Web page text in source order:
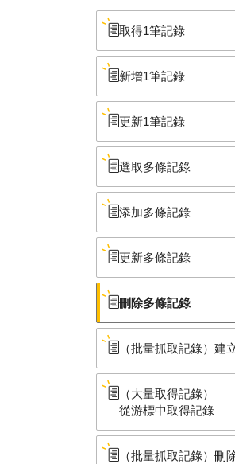
取得1筆記錄
新增1筆記錄
更新1筆記錄
選取多條記錄
添加多條記錄
更新多條記錄
刪除多條記錄
（批量抓取記錄）​建
（大量取得記錄）​
從游標中取得記錄
（批量抓取記錄）​刪